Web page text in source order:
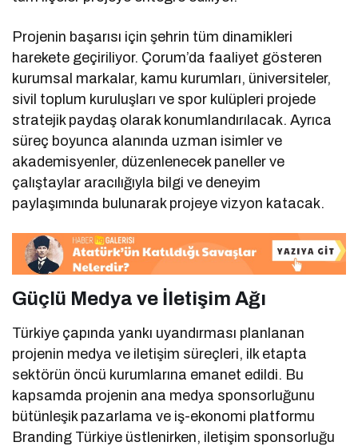
Projenin başarısı için şehrin tüm dinamikleri
harekete geçiriliyor. Çorum’da faaliyet gösteren
kurumsal markalar, kamu kurumları, üniversiteler,
sivil toplum kuruluşları ve spor kulüpleri projede
stratejik paydaş olarak konumlandırılacak. Ayrıca
süreç boyunca alanında uzman isimler ve
akademisyenler, düzenlenecek paneller ve
çalıştaylar aracılığıyla bilgi ve deneyim
paylaşımında bulunarak projeye vizyon katacak.
Güçlü Medya ve İletişim Ağı
Türkiye çapında yankı uyandırması planlanan
projenin medya ve iletişim süreçleri, ilk etapta
sektörün öncü kurumlarına emanet edildi. Bu
kapsamda projenin ana medya sponsorluğunu
bütünleşik pazarlama ve iş-ekonomi platformu
Branding Türkiye üstlenirken, iletişim sponsorluğu